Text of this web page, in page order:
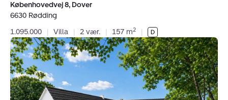
Københovedvej 8, Dover
6630 Rødding
1.095.000
| Villa | 2 vær. | 157 m2 |
Villa:
Holtvej
2,
Vester
Lindet,